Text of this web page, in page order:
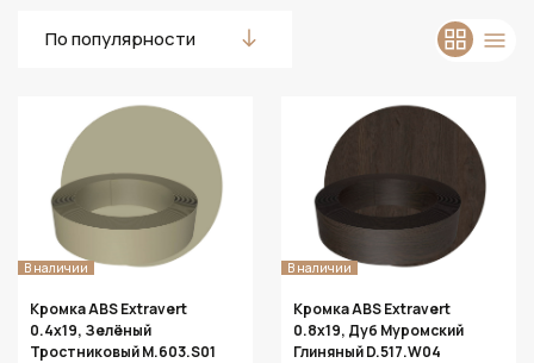
По популярности
В наличии
Кромка ABS Extravert
0.4х19, Зелёный
Тростниковый M.603.S01
В наличии
Кромка ABS Extravert
0.8х19, Дуб Муромский
Глиняный D.517.W04